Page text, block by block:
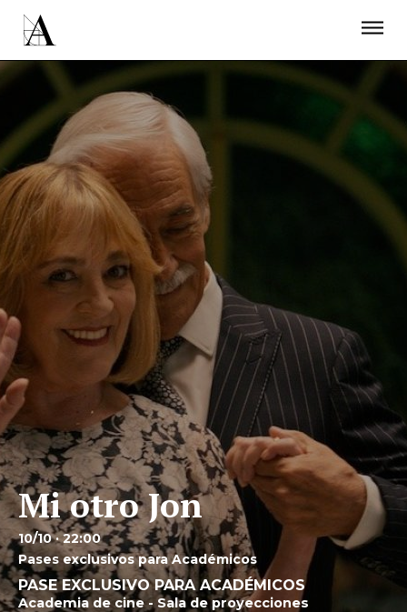
Mi otro Jon
10/10 · 22:00
Pases exclusivos para Académicos
PASE EXCLUSIVO PARA ACADÉMICOS
Academia de cine - Sala de proyecciones
PROYECTOS
ÚNETE A LA ACADEMIA DE CINE
NEWSLETTER